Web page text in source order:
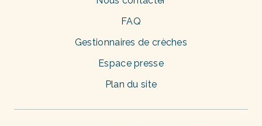
FAQ
Gestionnaires de crèches
Espace presse
Plan du site